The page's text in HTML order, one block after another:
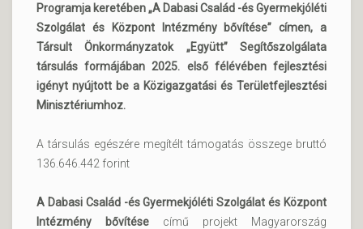
Programja keretében „A Dabasi Család -és Gyermekjóléti
Szolgálat és Központ Intézmény bővítése” címen, a
Társult Önkormányzatok „Együtt” Segítőszolgálata
társulás formájában 2025. első félévében fejlesztési
igényt nyújtott be a Közigazgatási és Területfejlesztési
Minisztériumhoz.
A társulás egészére megítélt támogatás összege bruttó
136.646.442 forint
A Dabasi Család -és Gyermekjóléti Szolgálat és Központ
Intézmény bővítése című projekt Magyarország